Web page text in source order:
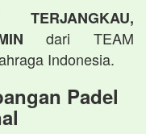
TERJANGKAU,
dari TEAM
Indonesia.
Padel